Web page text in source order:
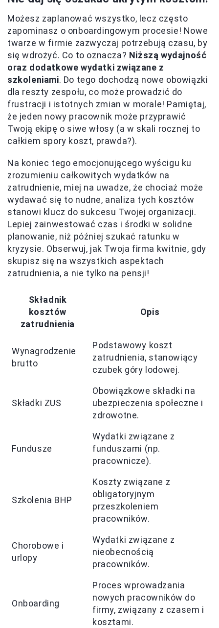
Możesz zaplanować wszystko, lecz często
zapominasz o onboardingowym procesie! Nowe
twarze w firmie zazwyczaj potrzebują czasu, by
się wdrożyć. Co to oznacza? Niższą wydajność
oraz dodatkowe wydatki związane z
szkoleniami. Do tego dochodzą nowe obowiązki
dla reszty zespołu, co może prowadzić do
frustracji i istotnych zmian w morale! Pamiętaj,
że jeden nowy pracownik może przyprawić
Twoją ekipę o siwe włosy (a w skali rocznej to
całkiem spory koszt, prawda?).
Na koniec tego emocjonującego wyścigu ku
zrozumieniu całkowitych wydatków na
zatrudnienie, miej na uwadze, że chociaż może
wydawać się to nudne, analiza tych kosztów
stanowi klucz do sukcesu Twojej organizacji.
Lepiej zainwestować czas i środki w solidne
planowanie, niż później szukać ratunku w
kryzysie. Obserwuj, jak Twoja firma kwitnie, gdy
skupisz się na wszystkich aspektach
zatrudnienia, a nie tylko na pensji!
Składnik
kosztów
zatrudnienia
Opis
Wynagrodzenie
brutto
Podstawowy koszt
zatrudnienia, stanowiący
czubek góry lodowej.
Składki ZUS
Obowiązkowe składki na
ubezpieczenia społeczne i
zdrowotne.
Fundusze
Wydatki związane z
funduszami (np.
pracownicze).
Szkolenia BHP
Koszty związane z
obligatoryjnym
przeszkoleniem
pracowników.
Chorobowe i
urlopy
Wydatki związane z
nieobecnością
pracowników.
Onboarding
Proces wprowadzania
nowych pracowników do
firmy, związany z czasem i
kosztami.